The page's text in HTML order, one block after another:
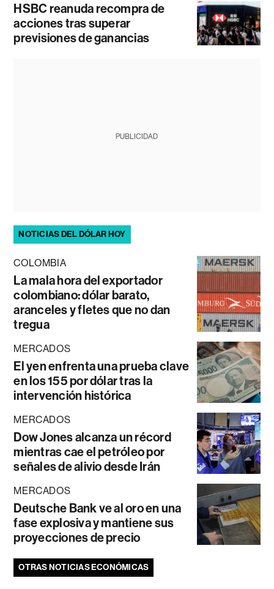
HSBC reanuda recompra de
acciones tras superar
previsiones de ganancias
PUBLICIDAD
NOTICIAS DEL DÓLAR HOY
COLOMBIA
La mala hora del exportador
colombiano: dólar barato,
aranceles y fletes que no dan
tregua
MERCADOS
El yen enfrenta una prueba clave
en los 155 por dólar tras la
intervención histórica
MERCADOS
Dow Jones alcanza un récord
mientras cae el petróleo por
señales de alivio desde Irán
MERCADOS
Deutsche Bank ve al oro en una
fase explosiva y mantiene sus
proyecciones de precio
OTRAS NOTICIAS ECONÓMICAS